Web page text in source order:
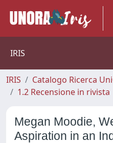
IRIS
IRIS Catalogo Ricerca
1.2 Recensione in rivista
Megan Moodie,
Aspiration in an